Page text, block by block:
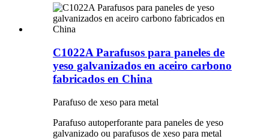
C1022A Parafusos para paneles de
yeso galvanizados en aceiro carbono
fabricados en China
Parafuso de xeso para metal
Parafuso autoperforante para paneles de yeso
galvanizado ou parafusos de xeso para metal